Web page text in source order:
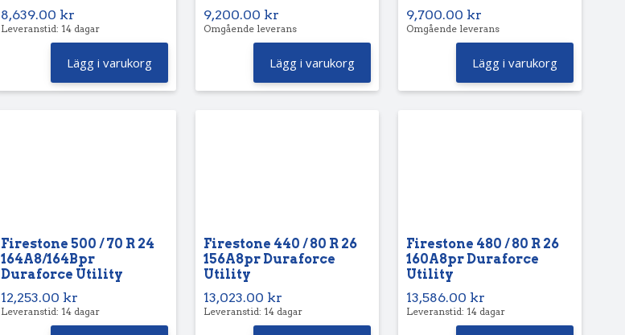
8,639.00 kr
Leveranstid: 14 dagar
Lägg i varukorg
Firestone 440 / 80 R 26
156A8pr Duraforce
Utility
13,023.00 kr
Leveranstid: 14 dagar
9,200.00 kr
Omgående leverans
Lägg i varukorg
9,700.00 kr
Omgående leverans
Lägg i varukorg
Firestone 480 / 80 R 26
160A8pr Duraforce
Utility
13,586.00 kr
Leveranstid: 14 dagar
Firestone 500 / 70 R 24
164A8/164Bpr
Duraforce Utility
12,253.00 kr
Leveranstid: 14 dagar